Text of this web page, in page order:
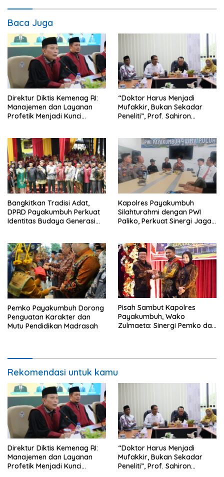
Baca Juga
Direktur Diktis Kemenag RI:
Manajemen dan Layanan
Profetik Menjadi Kunci
Kampus Bereputasi Global
“Doktor Harus Menjadi
Mufakkir, Bukan Sekadar
Peneliti”, Prof. Sahiron
Bangkitkan Tradisi Adat,
DPRD Payakumbuh Perkuat
Identitas Budaya Generasi
Kapolres Payakumbuh
Silahturahmi dengan PWI
Paliko, Perkuat Sinergi Jaga
Pemko Payakumbuh Dorong
Penguatan Karakter dan
Mutu Pendidikan Madrasah
Pisah Sambut Kapolres
Payakumbuh, Wako
Zulmaeta: Sinergi Pemko dan
Rekomendasi untuk kamu
Direktur Diktis Kemenag RI:
Manajemen dan Layanan
Profetik Menjadi Kunci
“Doktor Harus Menjadi
Mufakkir, Bukan Sekadar
Peneliti”, Prof. Sahiron